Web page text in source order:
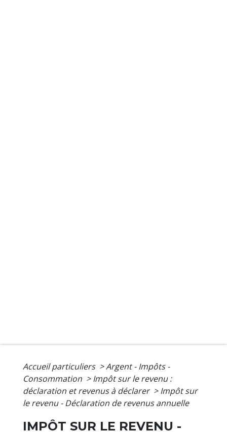
Accueil particuliers >Argent - Impôts -
Consommation > Impôt sur le revenu :
déclaration et revenus à déclarer > Impôt sur
le revenu - Déclaration de revenus annuelle
IMPÔT SUR LE REVENU -